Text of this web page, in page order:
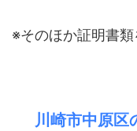
※そのほか証明書類
川崎市中原区